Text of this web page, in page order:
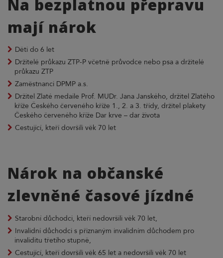
Na bezplatnou přepravu
mají nárok
Děti do 6 let
Držitelé průkazu ZTP-P včetně průvodce nebo psa a držitelé
průkazu ZTP
Zaměstnanci DPMP a.s.
Držitel Zlaté medaile Prof. MUDr. Jana Janského, držitel Zlatého
kříže Českého červeného kříže 1., 2. a 3. třídy, držitel plakety
Českého červeného kříže Dar krve – dar života
Cestující, kteří dovršili věk 70 let
Nárok na občanské
zlevněné časové jízdné
Starobní důchodci, kteří nedovršili věk 70 let,
Invalidní důchodci s přiznaným invalidním důchodem pro
invaliditu třetího stupně,
Cestující, kteří dovršili věk 65 let a nedovršili věk 70 let